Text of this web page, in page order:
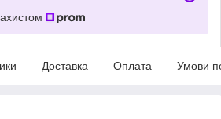
Доставка Оплата Умови